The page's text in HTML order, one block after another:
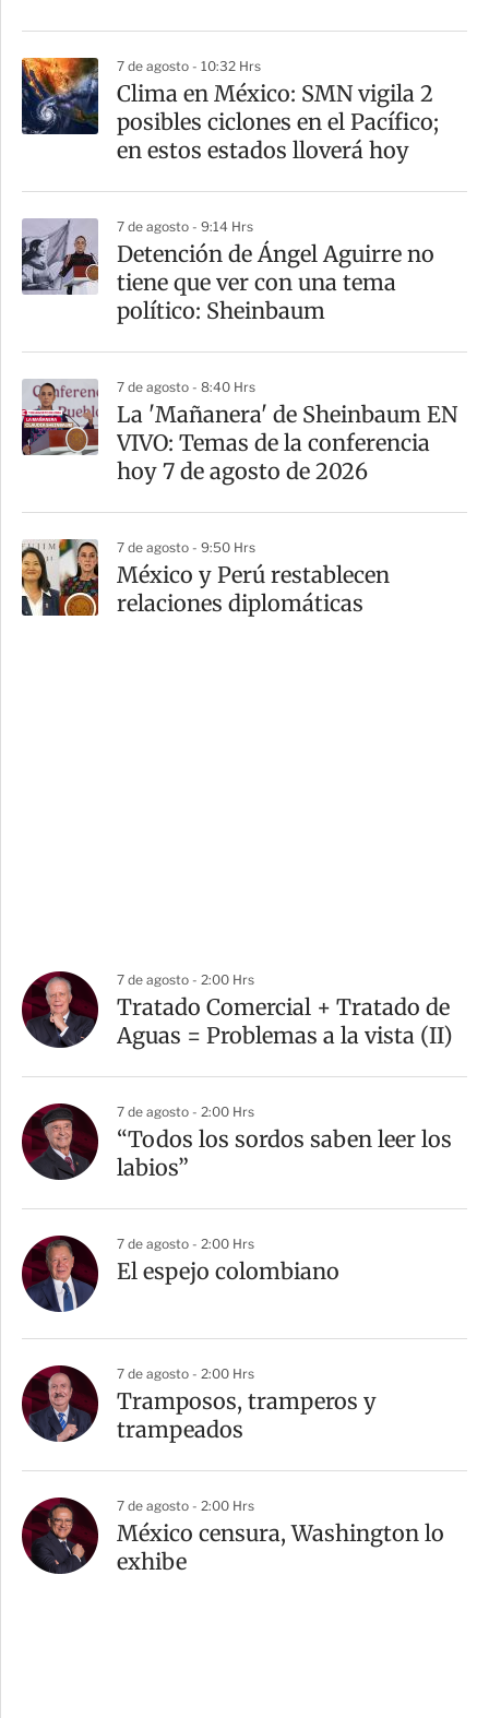
7 de agosto - 10:32 Hrs
Clima en México: SMN vigila 2
posibles ciclones en el Pacífico;
en estos estados lloverá hoy
7 de agosto - 9:14 Hrs
Detención de Ángel Aguirre no
tiene que ver con una tema
político: Sheinbaum
7 de agosto - 8:40 Hrs
La 'Mañanera' de Sheinbaum EN
VIVO: Temas de la conferencia
hoy 7 de agosto de 2026
7 de agosto - 9:50 Hrs
México y Perú restablecen
relaciones diplomáticas
7 de agosto - 2:00 Hrs
Tratado Comercial + Tratado de
Aguas = Problemas a la vista (II)
7 de agosto - 2:00 Hrs
“Todos los sordos saben leer los
labios”
7 de agosto - 2:00 Hrs
El espejo colombiano
7 de agosto - 2:00 Hrs
Tramposos, tramperos y
trampeados
7 de agosto - 2:00 Hrs
México censura, Washington lo
exhibe